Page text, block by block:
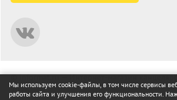
© informat.ru — Интернет-магазин
2026
Мы используем cookie-файлы, в том числе сервисы
работы сайта и улучшения его функциональности.